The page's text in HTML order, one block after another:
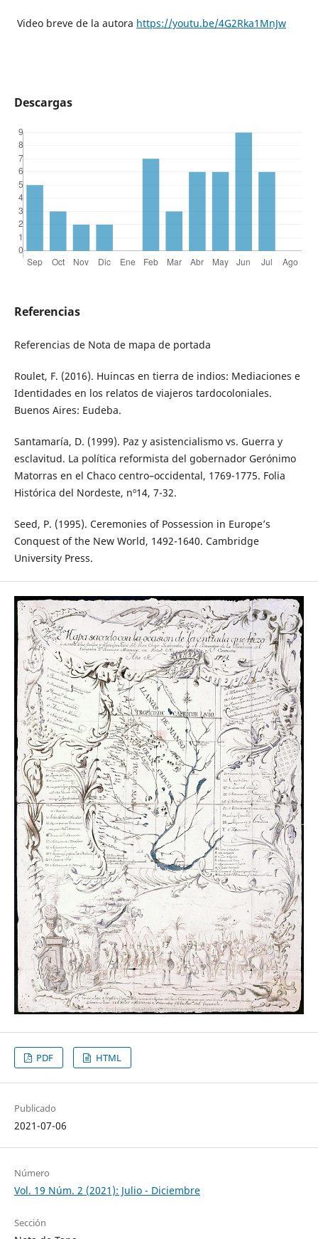
Video breve de la autora https://youtu.be/4G2Rka1MnJw
Descargas
Referencias
Referencias de Nota de mapa de portada
Roulet, F. (2016). Huincas en tierra de indios: Mediaciones e
Identidades en los relatos de viajeros tardocoloniales.
Buenos Aires: Eudeba.
Santamaría, D. (1999). Paz y asistencialismo vs. Guerra y
esclavitud. La política reformista del gobernador Gerónimo
Matorras en el Chaco centro–occidental, 1769-1775. Folia
Histórica del Nordeste, nº14, 7-32.
Seed, P. (1995). Ceremonies of Possession in Europe’s
Conquest of the New World, 1492-1640. Cambridge
University Press.
PDF HTML
Publicado
2021-07-06
Número
Vol. 19 Núm. 2 (2021): Julio - Diciembre
Sección